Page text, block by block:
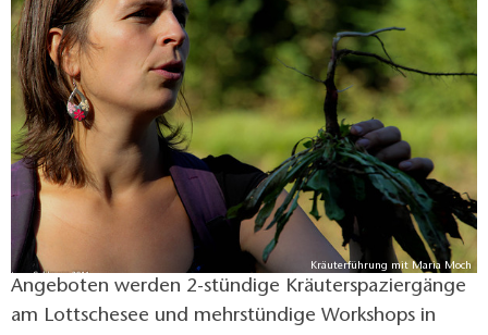
Kräuterführung mit Maria Moch
Angeboten werden 2-stündige Kräuterspaziergänge
am Lottschesee und mehrstündige Workshops in